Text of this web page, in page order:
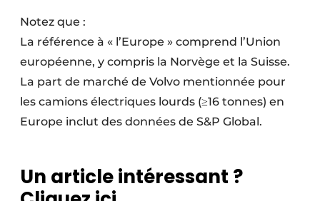
Notez que :
La référence à « l’Europe » comprend l’Union
européenne, y compris la Norvège et la Suisse.
La part de marché de Volvo mentionnée pour
les camions électriques lourds (≥16 tonnes) en
Europe inclut des données de S&P Global.
Un article intéressant ?